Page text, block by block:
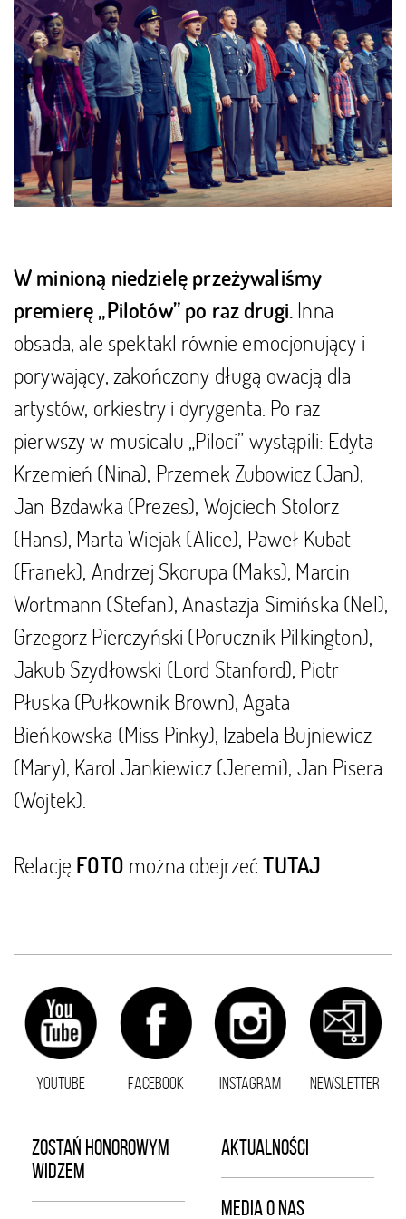
W minioną niedzielę przeżywaliśmy
premierę „Pilotów” po raz drugi. Inna
obsada, ale spektakl równie emocjonujący i
porywający, zakończony długą owacją dla
artystów, orkiestry i dyrygenta. Po raz
pierwszy w musicalu „Piloci” wystąpili: Edyta
Krzemień (Nina), Przemek Zubowicz (Jan),
Jan Bzdawka (Prezes), Wojciech Stolorz
(Hans), Marta Wiejak (Alice), Paweł Kubat
(Franek), Andrzej Skorupa (Maks), Marcin
Wortmann (Stefan), Anastazja Simińska (Nel),
Grzegorz Pierczyński (Porucznik Pilkington),
Jakub Szydłowski (Lord Stanford), Piotr
Płuska (Pułkownik Brown), Agata
Bieńkowska (Miss Pinky), Izabela Bujniewicz
(Mary), Karol Jankiewicz (Jeremi), Jan Pisera
(Wojtek).
Relację FOTO można obejrzećTUTAJ
YOUTUBE FACEBOOK INSTAGRAM NEWSLETTER
ZOSTAŃ HONOROWYM
WIDZEM
AKTUALNOŚCI
MEDIA O NAS